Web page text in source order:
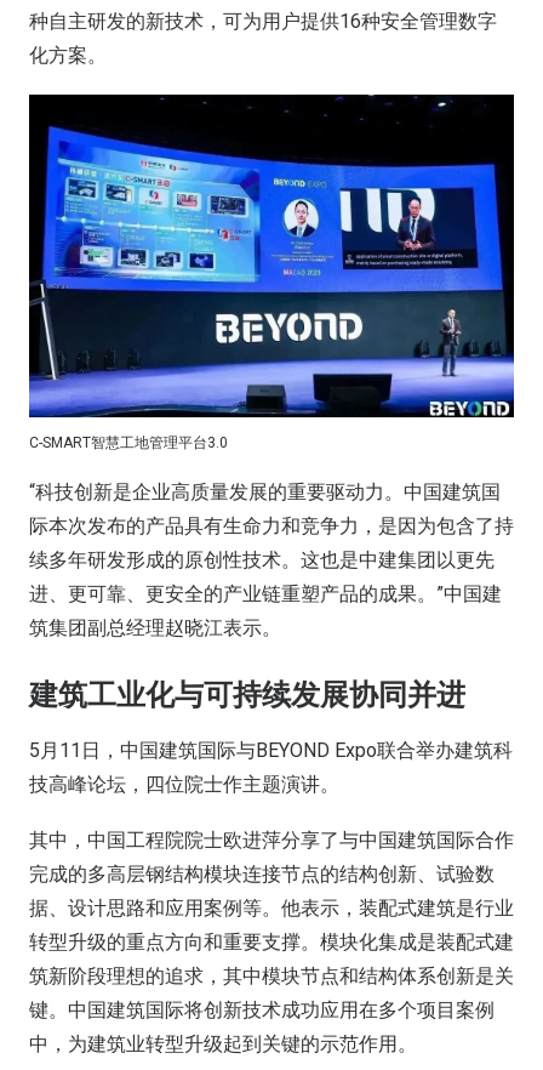
种自主研发的新技术，可为用户提供16种安全管理数字
化方案。
C-SMART智慧工地管理平台3.0
“科技创新是企业高质量发展的重要驱动力。中国建筑国
际本次发布的产品具有生命力和竞争力，是因为包含了持
续多年研发形成的原创性技术。这也是中建集团以更先
进、更可靠、更安全的产业链重塑产品的成果。”中国建
筑集团副总经理赵晓江表示。
建筑工业化与可持续发展协同并进
5月11日，中国建筑国际与BEYOND Expo联合举办建筑科
技高峰论坛，四位院士作主题演讲。
其中，中国工程院院士欧进萍分享了与中国建筑国际合作
完成的多高层钢结构模块连接节点的结构创新、试验数
据、设计思路和应用案例等。他表示，装配式建筑是行业
转型升级的重点方向和重要支撑。模块化集成是装配式建
筑新阶段理想的追求，其中模块节点和结构体系创新是关
键。中国建筑国际将创新技术成功应用在多个项目案例
中，为建筑业转型升级起到关键的示范作用。